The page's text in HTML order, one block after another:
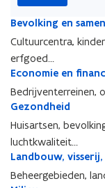
B
e
o
k
i
n
g
e
n
s
Bevolking en
Cultuurcentra,
erfgoed…
E
c
o
o
m
i
e
Economie en
Bedrijventerreinen,
G
e
z
o
d
Gezondheid
Huisartsen,
luchtkwaliteit…
L
a
Landbouw,
Beheergebieden,